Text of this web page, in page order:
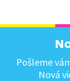
Pošleme
Nová